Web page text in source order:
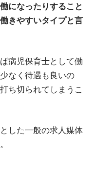
になったりすること
きやすいタイプと言
病児保育士として働
なく待遇も良いの
ち切られてしまうこ
した一般の求人媒体